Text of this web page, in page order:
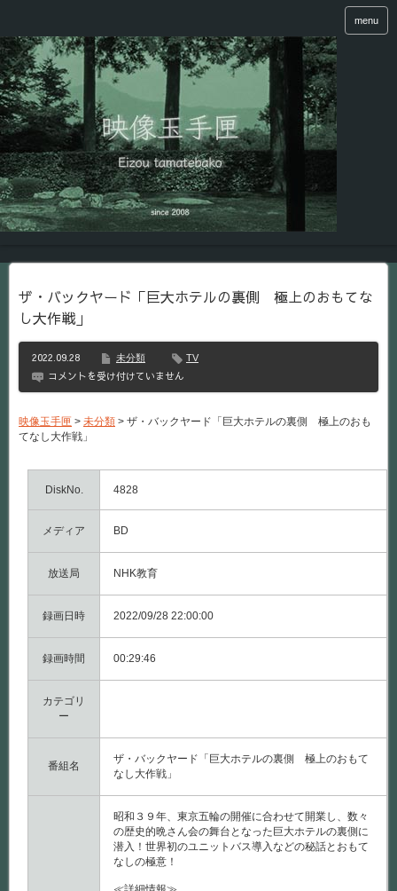
menu
ザ・バックヤード「巨大ホテルの裏側 極上のおもてな
し大作戦」
2022.09.28 未分類 TV
ザ・
バ
ク
ヤ
ー
「巨
大
ル
側
の
て
大
コメントを受け付けていません
映像玉手匣 > 未分類 > ザ・バックヤード「巨大ホテルの裏側 極上のおも
てなし大作戦」
DiskNo. 4828
メディア BD
放送局 NHK教育
録画日時 2022/09/28 22:00:00
録画時間 00:29:46
カテゴリ
ー
番組名
ザ・バックヤード「巨大ホテルの裏側 極上のおもて
なし大作戦」
昭和３９年、東京五輪の開催に合わせて開業し、数々
の歴史的晩さん会の舞台となった巨大ホテルの裏側に
潜入！世界初のユニットバス導入などの秘話とおもて
なしの極意！